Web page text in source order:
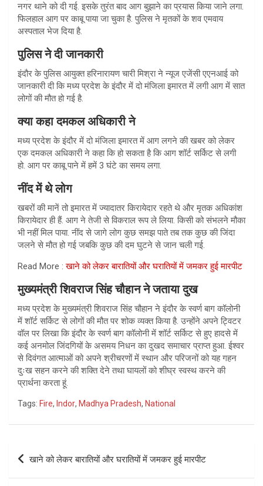
नगर थाने को दी गई. इसके तुरंत बाद आग बुझाने का प्रयास किया जाने लगा.
फिलहाल आग पर काबू पाया जा चुका है. पुलिस ने मृतकों के शव एमवाय
अस्पताल भेज दिया है.
पुलिस ने दी जानकारी
इंदौर के पुलिस आयुक्त हरिनारायण चारी मिश्रा ने न्‍यूज एजेंसी एएनआई को
जानकारी दी कि मध्य प्रदेश के इंदौर में दो मंजिला इमारत में लगी आग में सात
लोगों की मौत हो गई है.
क्‍या कहा दमकल अधिकारी ने
मध्य प्रदेश के इंदौर में दो मंजिला इमारत में आग लगने की खबर को लेकर
एक दमकल अधिकारी ने कहा कि हो सकता है कि आग शॉर्ट सर्किट से लगी
हो. आग पर काबू पाने में हमें 3 घंटे का समय लगा.
नींद में थे लोग
खबरों की मानें तो इमारत में ज्‍यादातर किरायेदार रहते थे और मृतक अधिकांश
किरायेदार ही हैं. आग ने तेजी से विकराल रूप ले लिया. किसी को संभलने मौका
भी नहीं मिल पाया. नींद से जागे लोग कुछ समझ पाते तब तक कुछ की जिंदा
जलने से मौत हो गई जबकि कुछ की दम घुटने से जान चली गई.
Read More :खाने को लेकर बारातियों और घरातियों में जमकर हुई मारपीट
मुख्यमंत्री शिवराज सिंह चौहान ने जताया दुख
मध्य प्रदेश के मुख्यमंत्री शिवराज सिंह चौहान ने इंदौर के स्वर्ण बाग कॉलोनी
में शॉर्ट सर्किट से लोगों की मौत पर शोक व्यक्त किया है. उन्होंने अपने ट्विटर
वॉल पर लिखा कि इंदौर के स्वर्ण बाग कॉलोनी में शॉर्ट सर्किट से हुए हादसे में
कई अनमोल जिंदगियों के असमय निधन का दुखद समाचार प्राप्त हुआ. ईश्वर
से दिवंगत आत्माओं को अपने श्रीचरणों में स्थान और परिजनों को यह गहन
दुःख सहन करने की शक्ति देने तथा घायलों को शीघ्र स्वस्थ करने की
प्रार्थना करता हूं.
Tags: Fire, Indor, Madhya Pradesh, National
Post
खाने को लेकर बारातियों और घरातियों में जमकर हुई मारपीट